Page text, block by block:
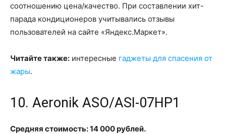
соотношению цена/качество. При составлении хит-
парада кондиционеров учитывались отзывы
пользователей на сайте «Яндекс.Маркет».
Читайте также: интересные гаджеты для спасения от
жары.
10. Aeronik ASO/ASI-07HP1
Средняя стоимость: 14 000 рублей.